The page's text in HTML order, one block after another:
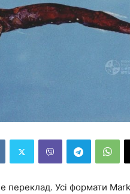
переклад. Усі формати